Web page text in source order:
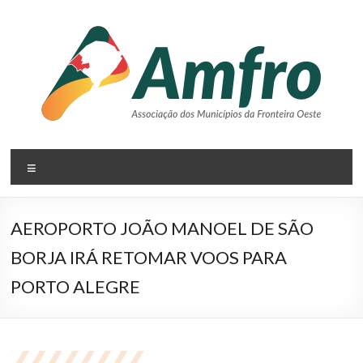
AMFRO
–
Associação
dos
Municípios
Fronteira
AEROPORTO JOÃO MANOEL DE SÃO
BORJA IRÁ RETOMAR VOOS PARA
PORTO ALEGRE⠀